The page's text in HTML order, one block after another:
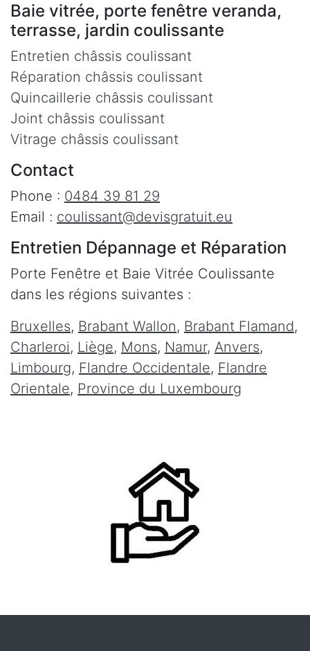
Baie vitrée, porte fenêtre veranda,
terrasse, jardin coulissante
Entretien châssis coulissant
Réparation châssis coulissant
Quincaillerie châssis coulissant
Joint châssis coulissant
Vitrage châssis coulissant
Contact
Phone : 0484 39 81 29
Email : coulissant@devisgratuit.eu
Entretien Dépannage et Réparation
Porte Fenêtre et Baie Vitrée Coulissante
dans les régions suivantes :
Bruxelles, Brabant Wallon, Brabant Flamand,
Charleroi, Liège, Mons, Namur, Anvers,
Limbourg, Flandre Occidentale, Flandre
Orientale, Province du Luxembourg